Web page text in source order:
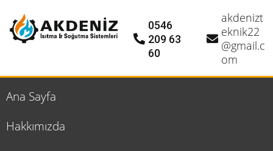
0546
209 63
60
akdenizt
eknik22
@gmail.c
om
Ana Sayfa
Hakkımızda